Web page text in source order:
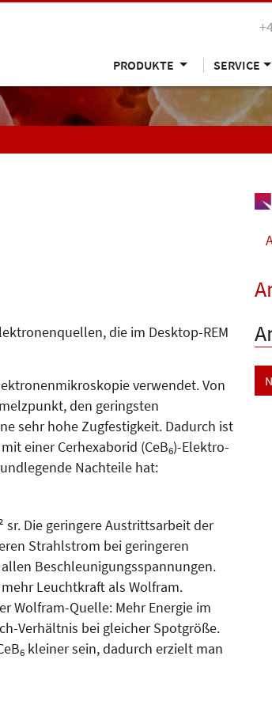
PRODUKTE SERVICE
die im Desktop-REM
ver­­­­we­n­­det. Von
den geringsten
sehr hohe Zugfestigkeit. Dadurch ist
einer Cer­hexaborid (CeB6)-Elek­tro­
Nachteile hat:
Die ge­ringere Austrittsarbeit der
Strahlstrom bei geringeren
Beschleunigungsspannungen.
Leuchtkraft als Wolf­ram.
Wolfram-Quelle: Mehr Energie im
Verhältnis bei gleicher Spotgröße.
6 kleiner sein, dadurch erzielt man